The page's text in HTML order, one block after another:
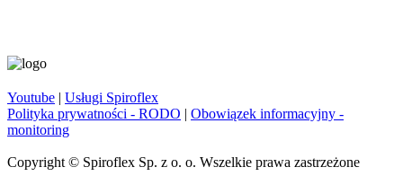
Youtube | Usługi Spiroflex
Polityka prywatności - RODO | Obowiązek informacyjny -
monitoring
Copyright © Spiroflex Sp. z o. o. Wszelkie prawa zastrzeżone